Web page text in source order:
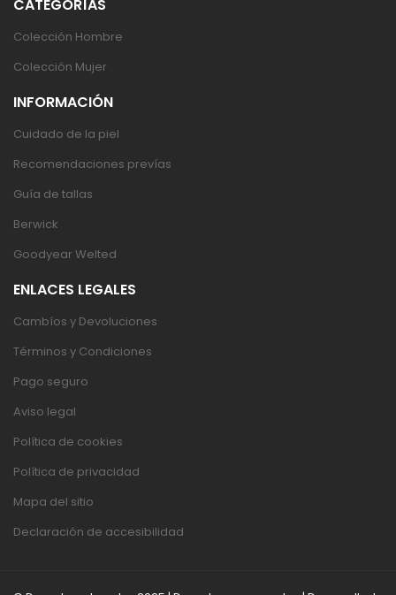
CATEGORÍAS
Colección Hombre
Colección Mujer
INFORMACIÓN
Cuidado de la piel
Recomendaciones prevías
Guía de tallas
Berwick
Goodyear Welted
ENLACES LEGALES
Cambíos y Devoluciones
Términos y Condiciones
Pago seguro
Aviso legal
Política de cookies
Política de privacidad
Mapa del sitio
Declaración de accesibilidad